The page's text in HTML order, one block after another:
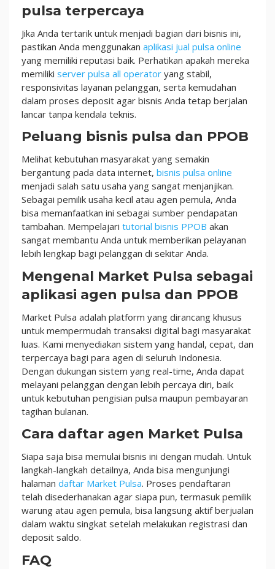
pulsa terpercaya
Jika Anda tertarik untuk menjadi bagian dari bisnis ini,
pastikan Anda menggunakan aplikasi jual pulsa online
yang memiliki reputasi baik. Perhatikan apakah mereka
memiliki server pulsa all operator yang stabil,
responsivitas layanan pelanggan, serta kemudahan
dalam proses deposit agar bisnis Anda tetap berjalan
lancar tanpa kendala teknis.
Peluang bisnis pulsa dan PPOB
Melihat kebutuhan masyarakat yang semakin
bergantung pada data internet, bisnis pulsa online
menjadi salah satu usaha yang sangat menjanjikan.
Sebagai pemilik usaha kecil atau agen pemula, Anda
bisa memanfaatkan ini sebagai sumber pendapatan
tambahan. Mempelajari tutorial bisnis PPOB akan
sangat membantu Anda untuk memberikan pelayanan
lebih lengkap bagi pelanggan di sekitar Anda.
Mengenal Market Pulsa sebagai
aplikasi agen pulsa dan PPOB
Market Pulsa adalah platform yang dirancang khusus
untuk mempermudah transaksi digital bagi masyarakat
luas. Kami menyediakan sistem yang handal, cepat, dan
terpercaya bagi para agen di seluruh Indonesia.
Dengan dukungan sistem yang real-time, Anda dapat
melayani pelanggan dengan lebih percaya diri, baik
untuk kebutuhan pengisian pulsa maupun pembayaran
tagihan bulanan.
Cara daftar agen Market Pulsa
Siapa saja bisa memulai bisnis ini dengan mudah. Untuk
langkah-langkah detailnya, Anda bisa mengunjungi
halaman daftar Market Pulsa. Proses pendaftaran
telah disederhanakan agar siapa pun, termasuk pemilik
warung atau agen pemula, bisa langsung aktif berjualan
dalam waktu singkat setelah melakukan registrasi dan
deposit saldo.
FAQ